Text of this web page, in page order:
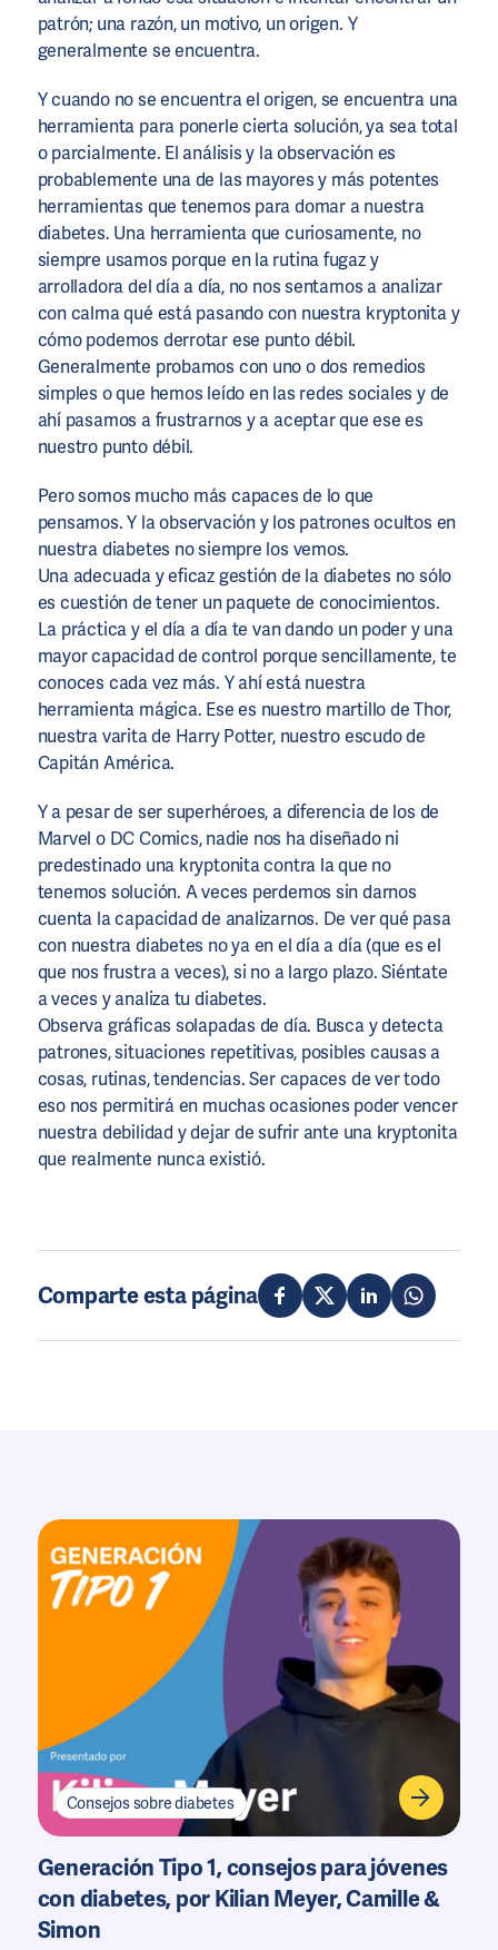
patrón; una razón, un motivo, un origen. Y
generalmente se encuentra.
Y cuando no se encuentra el origen, se encuentra una
herramienta para ponerle cierta solución, ya sea total
o parcialmente. El análisis y la observación es
probablemente una de las mayores y más potentes
herramientas que tenemos para domar a nuestra
diabetes. Una herramienta que curiosamente, no
siempre usamos porque en la rutina fugaz y
arrolladora del día a día, no nos sentamos a analizar
con calma qué está pasando con nuestra kryptonita y
cómo podemos derrotar ese punto débil.
Generalmente probamos con uno o dos remedios
simples o que hemos leído en las redes sociales y de
ahí pasamos a frustrarnos y a aceptar que ese es
nuestro punto débil.
Pero somos mucho más capaces de lo que
pensamos. Y la observación y los patrones ocultos en
nuestra diabetes no siempre los vemos.
Una adecuada y eficaz gestión de la diabetes no sólo
es cuestión de tener un paquete de conocimientos.
La práctica y el día a día te van dando un poder y una
mayor capacidad de control porque sencillamente, te
conoces cada vez más. Y ahí está nuestra
herramienta mágica. Ese es nuestro martillo de Thor,
nuestra varita de Harry Potter, nuestro escudo de
Capitán América.
Y a pesar de ser superhéroes, a diferencia de los de
Marvel o DC Comics, nadie nos ha diseñado ni
predestinado una kryptonita contra la que no
tenemos solución. A veces perdemos sin darnos
cuenta la capacidad de analizarnos. De ver qué pasa
con nuestra diabetes no ya en el día a día (que es el
que nos frustra a veces), si no a largo plazo. Siéntate
a veces y analiza tu diabetes.
Observa gráficas solapadas de día. Busca y detecta
patrones, situaciones repetitivas, posibles causas a
cosas, rutinas, tendencias. Ser capaces de ver todo
eso nos permitirá en muchas ocasiones poder vencer
nuestra debilidad y dejar de sufrir ante una kryptonita
que realmente nunca existió.
Comparte esta página
Consejos sobre diabetes
Generación Tipo 1, consejos para jóvenes
con diabetes, por Kilian Meyer, Camille &
Simon